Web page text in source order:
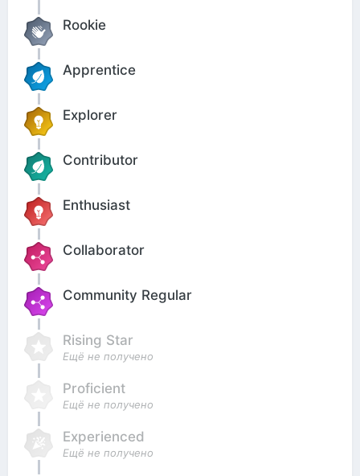
Rookie
Apprentice
Explorer
Contributor
Enthusiast
Collaborator
Community Regular
Rising Star
Ещё не получено
Proficient
Ещё не получено
Experienced
Ещё не получено